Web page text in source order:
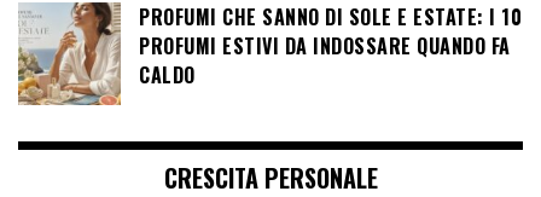
PROFUMI CHE SANNO DI SOLE E ESTATE: I 10
PROFUMI ESTIVI DA INDOSSARE QUANDO FA
CALDO
CRESCITA PERSONALE